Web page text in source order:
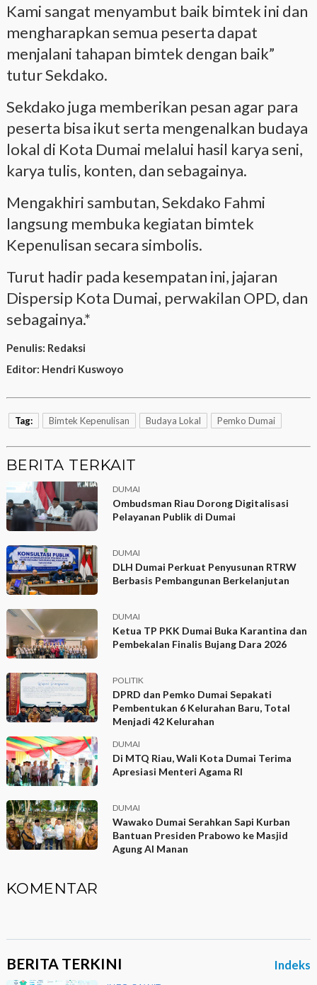
Kami sangat menyambut baik bimtek ini dan
mengharapkan semua peserta dapat
menjalani tahapan bimtek dengan baik”
tutur Sekdako.
Sekdako juga memberikan pesan agar para
peserta bisa ikut serta mengenalkan budaya
lokal di Kota Dumai melalui hasil karya seni,
karya tulis, konten, dan sebagainya.
Mengakhiri sambutan, Sekdako Fahmi
langsung membuka kegiatan bimtek
Kepenulisan secara simbolis.
Turut hadir pada kesempatan ini, jajaran
Dispersip Kota Dumai, perwakilan OPD, dan
sebagainya.*
Penulis: Redaksi
Editor: Hendri Kuswoyo
Tag: Bimtek Kepenulisan Budaya Lokal Pemko Dumai
BERITA TERKAIT
DUMAI
Ombudsman Riau Dorong Digitalisasi
Pelayanan Publik di Dumai
DUMAI
DLH Dumai Perkuat Penyusunan RTRW
Berbasis Pembangunan Berkelanjutan
DUMAI
Ketua TP PKK Dumai Buka Karantina dan
Pembekalan Finalis Bujang Dara 2026
POLITIK
DPRD dan Pemko Dumai Sepakati
Pembentukan 6 Kelurahan Baru, Total
Menjadi 42 Kelurahan
DUMAI
Di MTQ Riau, Wali Kota Dumai Terima
Apresiasi Menteri Agama RI
DUMAI
Wawako Dumai Serahkan Sapi Kurban
Bantuan Presiden Prabowo ke Masjid
Agung Al Manan
KOMENTAR
BERITA TERKINI Indeks